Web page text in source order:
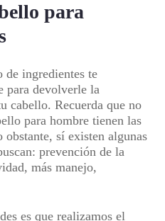
para
de ingredientes te
para devolverle la
cabello. Recuerda que no
para hombre tienen las
sí existen algunas
prevención de la
más manejo,
es que realizamos el